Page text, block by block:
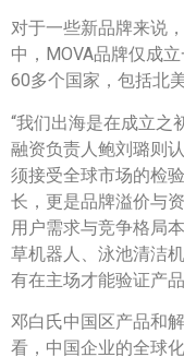
对于一些新品牌来说
中，MOVA品牌仅成
60多个国家，包括北
“我们出海是在成立之
融资负责人鲍刘璐则
须接受全球市场的检
长，更是品牌溢价与
用户需求与竞争格局
草机器人、泳池清洁
有在主场才能验证产品
邓白氏中国区产品和
看，中国企业的全球